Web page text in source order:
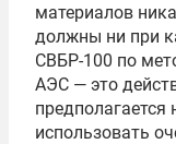
материалов
должны ни при
СВБР-100 по
АЭС — это
использовать